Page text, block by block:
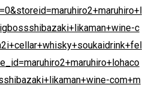
c
com+m